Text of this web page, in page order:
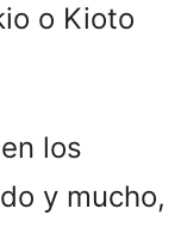
o Kioto
los
y mucho,